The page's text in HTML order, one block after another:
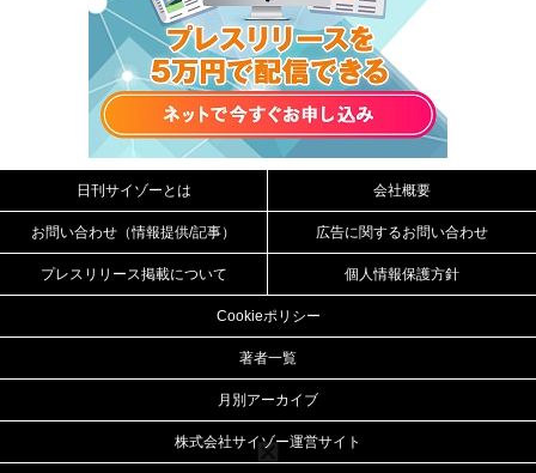
日刊サイゾーとは 会社概要
お問い合わせ（情報提供/記事） 広告に関するお問い合わせ
プレスリリース掲載について 個人情報保護方針
Cookieポリシー
著者一覧
月別アーカイブ
株式会社サイゾー運営サイト